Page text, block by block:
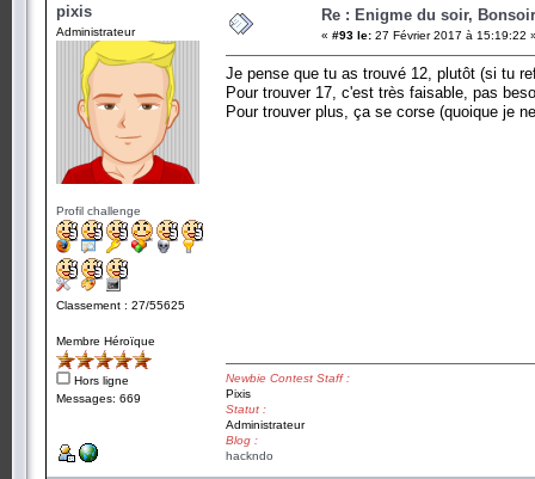
pixis
Administrateur
Profil challenge
Classement : 27/55625
Membre Héroïque
Hors ligne
Messages: 669
Re : Enigme du soir,
« #93 le: 27 Février 2017 à 15:19:22
Je pense que tu as trouvé 12, plutôt (si tu
Pour trouver 17, c'est très faisable, pas
Pour trouver plus, ça se corse (quoique je
Newbie Contest Staff :
Pixis
Statut :
Administrateur
Blog :
hackndo